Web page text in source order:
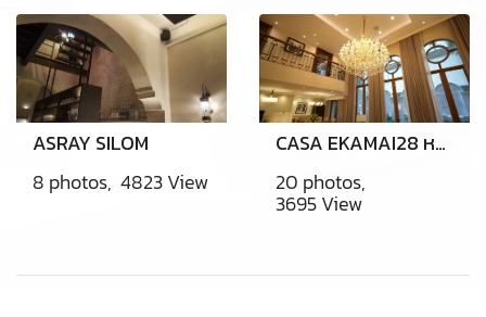
ASRAY SILOM
8 photos, 4823 View
CASA EKAMAI28 หลังที่2
20 photos,
3695 View